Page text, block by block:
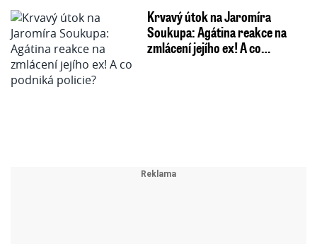
Krvavý útok na Jaromíra
Soukupa: Agátina reakce na
zmlácení jejího ex! A co…